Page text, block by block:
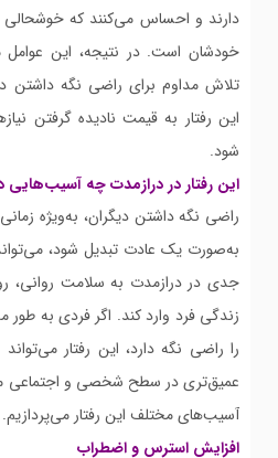
دارند و احساس می‌کنند که خوشحالی
خودشان است. در نتیجه، این
تلاش مداوم برای راضی نگه داشتن
این رفتار به قیمت نادیده گرفتن
شود.
این رفتار در درازمدت چه آسیب‌هایی
راضی نگه داشتن دیگران، به‌ویژه
به‌صورت یک عادت تبدیل شود،
جدی در درازمدت به سلامت روانی،
زندگی فرد وارد کند. اگر فردی به طور
را راضی نگه دارد، این رفتار
عمیق‌تری در سطح شخصی و اجتماعی
آسیب‌های مختلف این رفتار می‌پردازیم.
افزایش استرس و اضطراب